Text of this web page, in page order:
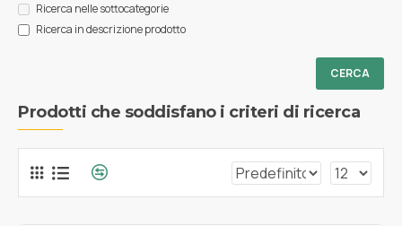
Ricerca nelle sottocategorie
Ricerca in descrizione prodotto
CERCA
Prodotti che soddisfano i criteri di ricerca